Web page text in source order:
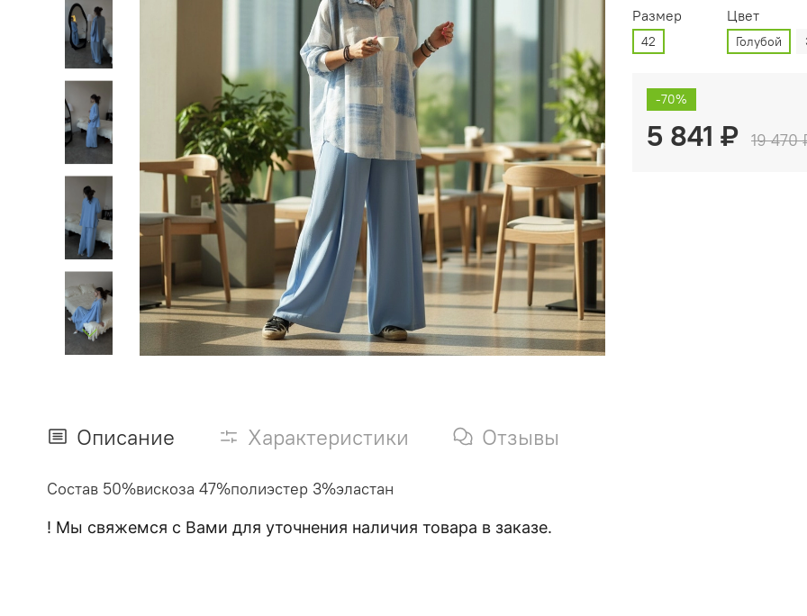
Размер
42
Цвет
Голубой
-70%
5 841 ₽ 19 470
Описание Характеристики Отзывы
Состав 50%вискоза 47%полиэстер 3%эластан
! Мы свяжемся с Вами для уточнения наличия товара в заказе.